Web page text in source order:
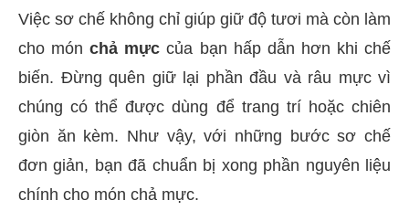
Việc sơ chế không chỉ giúp giữ độ tươi mà còn làm
cho mónchả mực của bạn hấp dẫn hơn khi chế
biến. Đừng quên giữ lại phần đầu và râu mực vì
chúng có thể được dùng để trang trí hoặc chiên
giòn ăn kèm. Như vậy, với những bước sơ chế
đơn giản, bạn đã chuẩn bị xong phần nguyên liệu
chính cho món chả mực.